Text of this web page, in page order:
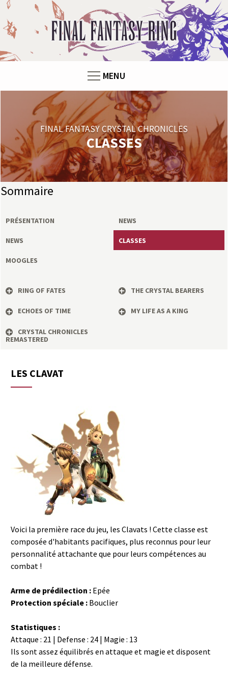
F
n
a
n
s
R
MENU
FINAL FANTASY CRYSTAL CHRONICLES
CLASSES
LES CLAVAT
Voici la première race du jeu, les Clavats ! Cette classe est
composée d'habitants pacifiques, plus reconnus pour leur
personnalité attachante que pour leurs compétences au
combat !
Arme de prédilection : Epée
Protection spéciale : Bouclier
Statistiques :
Attaque : 21 | Defense : 24 | Magie : 13
Ils sont assez équilibrés en attaque et magie et disposent
de la meilleure défense.
Sommaire
PRÉSENTATION NEWS
NEWS CLASSES
MOOGLES
RING OF FATES THE CRYSTAL BEARERS
ECHOES OF TIME MY LIFE AS A KING
CRYSTAL CHRONICLES
REMASTERED